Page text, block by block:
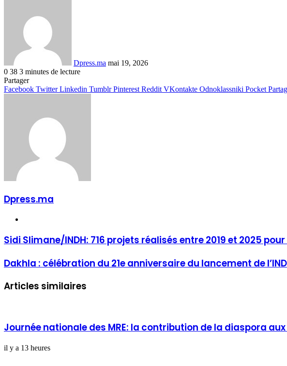
Dpress.ma mai 19, 2026
0 38 3 minutes de lecture
Facebook
Twitter
Linkedin
Tumblr
Pinterest
Reddit
VKontakte
Odnoklassniki
Pocket
Partager
Facebook Twitter Linkedin Tumblr Pinterest Reddit VKontakte Odnoklassniki Pocket
Dpress.ma
Sidi Slimane/INDH: 716 projets réalisés entre 2019 et 2025 pour
Dakhla : célébration du 21e anniversaire du lancement de
Articles similaires
Journée nationale des MRE: la contribution de la diaspora
il y a 13 heures